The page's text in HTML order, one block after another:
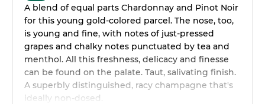
A blend of equal parts Chardonnay and Pinot Noir
for this young gold-colored parcel. The nose, too,
is young and fine, with notes of just-pressed
grapes and chalky notes punctuated by tea and
menthol. All this freshness, delicacy and finesse
can be found on the palate. Taut, salivating finish.
A superbly distinguished, racy champagne that's
ideally non-dosed.